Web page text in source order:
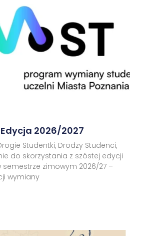
2026/2027
Studentki, Drodzy Studenci,
do skorzystania z szóstej edycji
zimowym 2026/27 –
wymiany